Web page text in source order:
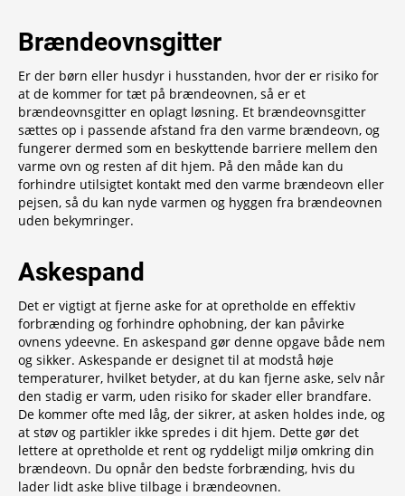
Brændeovnsgitter
Er der børn eller husdyr i husstanden, hvor der er risiko for
at de kommer for tæt på brændeovnen, så er et
brændeovnsgitter en oplagt løsning. Et brændeovnsgitter
sættes op i passende afstand fra den varme brændeovn, og
fungerer dermed som en beskyttende barriere mellem den
varme ovn og resten af dit hjem. På den måde kan du
forhindre utilsigtet kontakt med den varme brændeovn eller
pejsen, så du kan nyde varmen og hyggen fra brændeovnen
uden bekymringer.
Askespand
Det er vigtigt at fjerne aske for at opretholde en effektiv
forbrænding og forhindre ophobning, der kan påvirke
ovnens ydeevne. En askespand gør denne opgave både nem
og sikker. Askespande er designet til at modstå høje
temperaturer, hvilket betyder, at du kan fjerne aske, selv når
den stadig er varm, uden risiko for skader eller brandfare.
De kommer ofte med låg, der sikrer, at asken holdes inde, og
at støv og partikler ikke spredes i dit hjem. Dette gør det
lettere at opretholde et rent og ryddeligt miljø omkring din
brændeovn. Du opnår den bedste forbrænding, hvis du
lader lidt aske blive tilbage i brændeovnen.